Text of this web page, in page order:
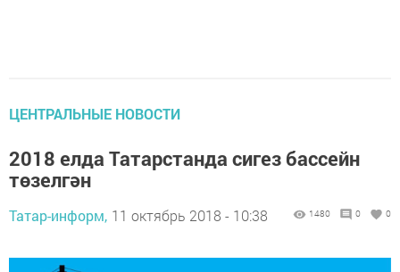
ЦЕНТРАЛЬНЫЕ НОВОСТИ
2018 елда Татарстанда сигез бассейн
төзелгән
Татар-информ, 11 октябрь 2018 - 10:38 1480 0 0